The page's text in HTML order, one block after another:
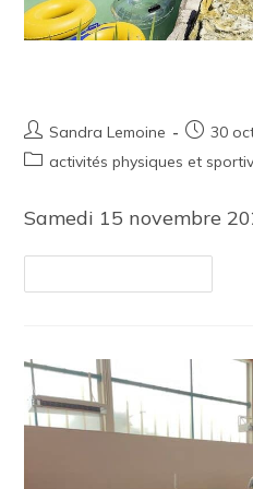
Sandra Lemoine
30
activités physiques et
Samedi 15 novembre